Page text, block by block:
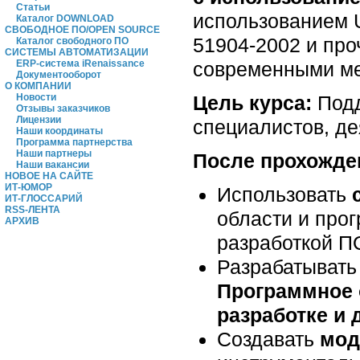
Статьи
Каталог DOWNLOAD
СВОБОДНОЕ ПО/OPEN SOURCE
Каталог свободного ПО
СИСТЕМЫ АВТОМАТИЗАЦИИ
ERP-система iRenaissance
Документооборот
О КОМПАНИИ
Новости
Отзывы заказчиков
Лицензии
Наши координаты
Программа партнерства
Наши партнеры
Наши вакансии
НОВОЕ НА САЙТЕ
ИТ-ЮМОР
ИТ-ГЛОССАРИЙ
RSS-ЛЕНТА
АРХИВ
использованием
51904-2002 и
современными
Цель курса:
специалистов,
После
Использовать
области и
разработкой
Программное
разработке
Создавать